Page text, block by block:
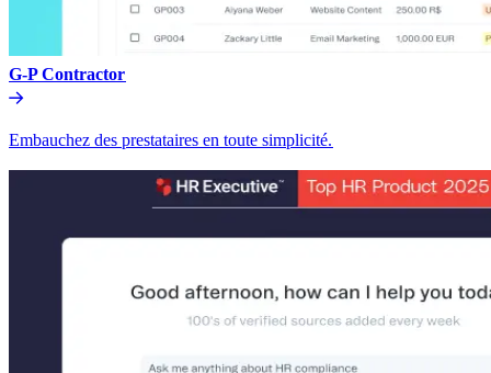
G-P Contractor​​
Embauchez des prestataires en toute simplicité.​​